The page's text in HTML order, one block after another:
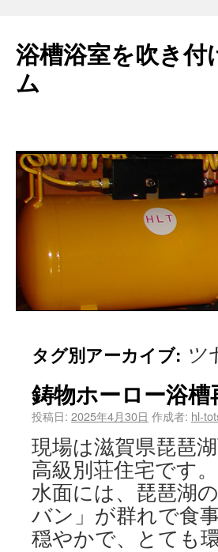
浴槽浴室を吹き
ム
タグ別アーカイブ: ツ
鋳物ホーロー浴
投稿日: 2025年4月30日 作成者: hl-
現場は滋賀県琵琶
高級別荘住宅です。
水面には、琵琶湖
バン」が群れで食事
穏やかで、とても